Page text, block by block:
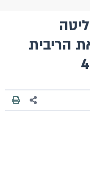
את הריבית